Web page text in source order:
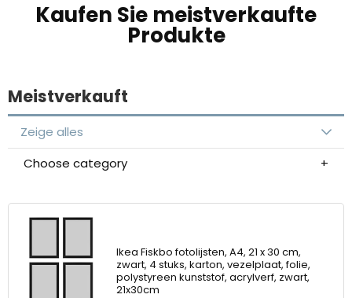
Kaufen Sie meistverkaufte
Produkte
Meistverkauft
Zeige alles
Choose category
Ikea Fiskbo fotolijsten, A4, 21 x 30 cm,
zwart, 4 stuks, karton, vezelplaat, folie,
polystyreen kunststof, acrylverf, zwart,
21x30cm